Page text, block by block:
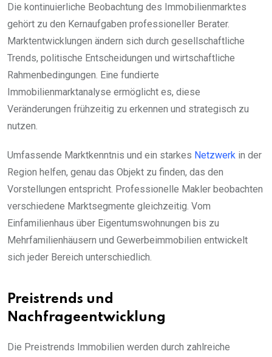
Die kontinuierliche Beobachtung des Immobilienmarktes
gehört zu den Kernaufgaben professioneller Berater.
Marktentwicklungen ändern sich durch gesellschaftliche
Trends, politische Entscheidungen und wirtschaftliche
Rahmenbedingungen. Eine fundierte
Immobilienmarktanalyse ermöglicht es, diese
Veränderungen frühzeitig zu erkennen und strategisch zu
nutzen.
Umfassende Marktkenntnis und ein starkes Netzwerk in der
Region helfen, genau das Objekt zu finden, das den
Vorstellungen entspricht. Professionelle Makler beobachten
verschiedene Marktsegmente gleichzeitig. Vom
Einfamilienhaus über Eigentumswohnungen bis zu
Mehrfamilienhäusern und Gewerbeimmobilien entwickelt
sich jeder Bereich unterschiedlich.
Preistrends und
Nachfrageentwicklung
Die Preistrends Immobilien werden durch zahlreiche